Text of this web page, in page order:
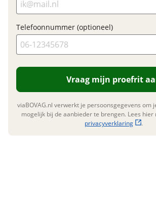
Lattenbodem
E-mailadres
Telefoonnummer (optioneel)
Vraag mijn inruilwaarde
Telefoonnummer (optioneel)
Vraag mijn proefrit
viaBOVAG.nl verwerkt je persoonsgegevens om
mogelijk bij de aanbieder te brengen. Lees hier
privacyverklaring
.